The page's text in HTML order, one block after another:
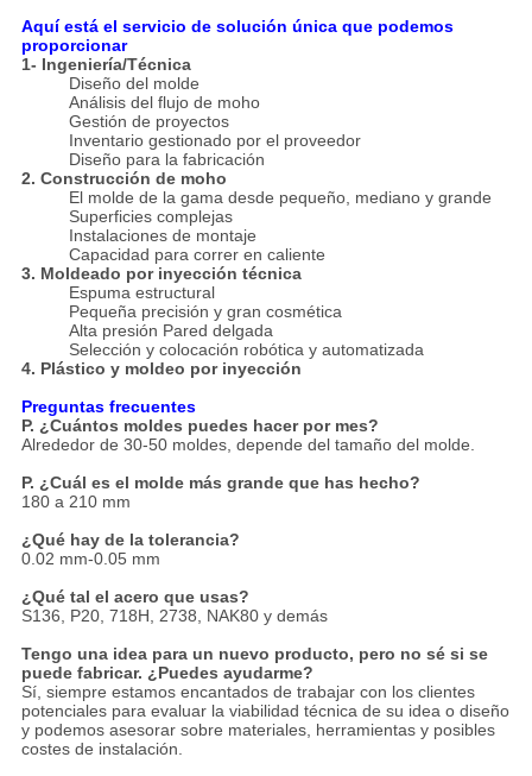
Aquí está el servicio de solución única que podemos
proporcionar
1- Ingeniería/Técnica
Diseño del molde
Análisis del flujo de moho
Gestión de proyectos
Inventario gestionado por el proveedor
Diseño para la fabricación
2. Construcción de moho
El molde de la gama desde pequeño, mediano y grande
Superficies complejas
Instalaciones de montaje
Capacidad para correr en caliente
3. Moldeado por inyección técnica
Espuma estructural
Pequeña precisión y gran cosmética
Alta presión Pared delgada
Selección y colocación robótica y automatizada
4. Plástico y moldeo por inyección
Preguntas frecuentes
P. ¿Cuántos moldes puedes hacer por mes?
Alrededor de 30-50 moldes, depende del tamaño del molde.
P. ¿Cuál es el molde más grande que has hecho?
180 a 210 mm
¿Qué hay de la tolerancia?
0.02 mm-0.05 mm
¿Qué tal el acero que usas?
S136, P20, 718H, 2738, NAK80 y demás
Tengo una idea para un nuevo producto, pero no sé si se
puede fabricar. ¿Puedes ayudarme?
Sí, siempre estamos encantados de trabajar con los clientes
potenciales para evaluar la viabilidad técnica de su idea o diseño
y podemos asesorar sobre materiales, herramientas y posibles
costes de instalación.